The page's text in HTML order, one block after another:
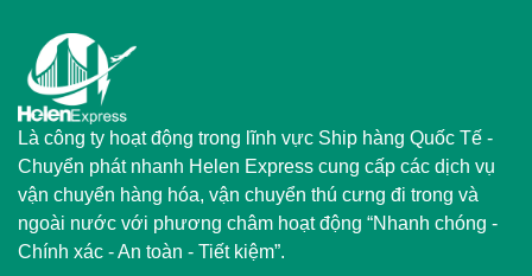
Là công ty hoạt động trong lĩnh vực Ship hàng Quốc Tế -
Chuyển phát nhanh Helen Express cung cấp các dịch vụ
vận chuyển hàng hóa, vận chuyển thú cưng đi trong và
ngoài nước với phương châm hoạt động “Nhanh chóng -
Chính xác - An toàn - Tiết kiệm”.